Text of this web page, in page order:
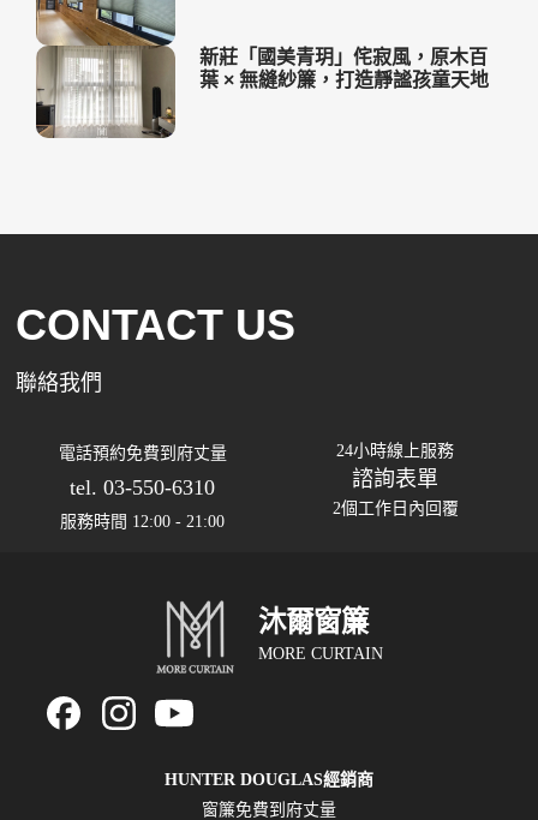
新莊「國美青玥」侘寂風，原木百
葉 × 無縫紗簾，打造靜謐孩童天地
CONTACT US
聯絡我們
電話預約免費到府丈量
tel. 03-550-6310
服務時間 12:00 - 21:00
24小時線上服務
諮詢表單
2個工作日內回覆
沐爾窗簾
MORE CURTAIN
HUNTER DOUGLAS經銷商
窗簾免費到府丈量